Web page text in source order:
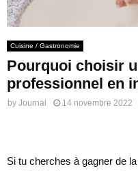
Cuisine / Gastronomie
Pourquoi choisir
professionnel en
by Journal 14 novembre 2022
Si tu cherches à gagner de